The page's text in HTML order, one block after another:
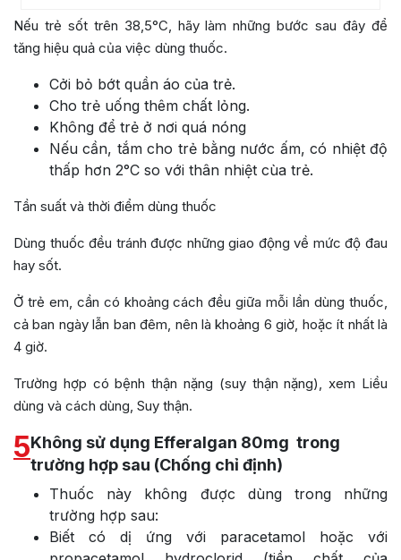
Nếu trẻ sốt trên 38,5°C, hãy làm những bước sau đây để
tăng hiệu quả của việc dùng thuốc.
Cởi bỏ bớt quần áo của trẻ.
Cho trẻ uống thêm chất lỏng.
Không để trẻ ở nơi quá nóng
Nếu cần, tắm cho trẻ bằng nước ấm, có nhiệt độ
thấp hơn 2°C so với thân nhiệt cùa trẻ.
Tần suất và thời điểm dùng thuốc
Dùng thuốc đều tránh được những giao động về mức độ đau
hay sốt.
Ở trẻ em, cần có khoảng cách đều giữa mỗi lần dùng thuốc,
cả ban ngày lẫn ban đêm, nên là khoảng 6 giờ, hoặc ít nhất là
4 giờ.
Trường hợp có bệnh thận nặng (suy thận nặng), xem Liều
dùng và cách dùng, Suy thận.
5Không sử dụng Efferalgan 80mg trong
trường hợp sau (Chống chỉ định)
Thuốc này không được dùng trong những
trường hợp sau:
Biết có dị ứng với paracetamol hoặc với